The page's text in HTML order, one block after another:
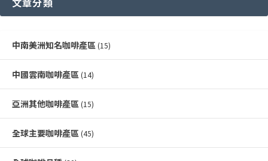
中南美洲知名咖啡產區 (15)
中國雲南咖啡產區 (14)
亞洲其他咖啡產區 (15)
全球主要咖啡產區 (45)